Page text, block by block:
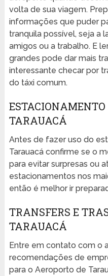
volta de sua viagem.
informações que puder
tranquila possível, seja a
amigos ou a trabalho. E
grandes pode dar mais
interessante checar por
do táxi comum.
ESTACIONAMENTO
TARAUACÁ
Antes de fazer uso do
Tarauacá confirme se o
para evitar surpresas ou
estacionamentos nos
então é melhor ir
TRANSFERS E
TARAUACÁ
Entre em contato com o
recomendações de
para o Aeroporto de